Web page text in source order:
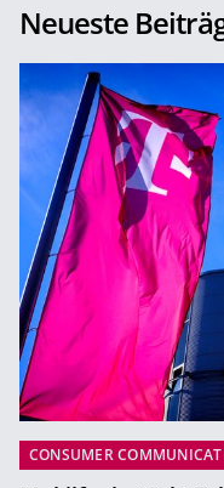
Neueste
CONSUMER